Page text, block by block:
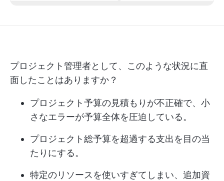
プロジェクト管理者として、このような状況に直
面したことはありますか？
プロジェクト予算の見積もりが不正確で、小
さなエラーが予算全体を圧迫している。
プロジェクト総予算を超過する支出を目の当
たりにする。
特定のリソースを使いすぎてしまい、追加資